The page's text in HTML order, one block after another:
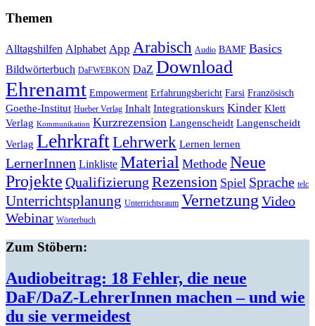
Themen
Alltagshilfen Alphabet App Arabisch Audio BAMF Basics
Bildwörterbuch DaFWEBKON DaZ Download
Ehrenamt Empowerment Erfahrungsbericht Farsi Französisch
Goethe-Institut Hueber Verlag Inhalt Integrationskurs Kinder Klett
Verlag Kommunikation Kurzrezension Langenscheidt Langenscheidt
Verlag LehrkraftLehrwerk Lernen lernen
LernerInnen Linkliste Material Methode Neue
Projekte Qualifizierung Rezension Spiel Sprache telc
Unterrichtsplanung Unterrichtsraum VernetzungVideo
Webinar Wörterbuch
Zum Stöbern:
Audiobeitrag: 18 Fehler, die neue
DaF/DaZ-LehrerInnen machen – und wie
du sie vermeidest